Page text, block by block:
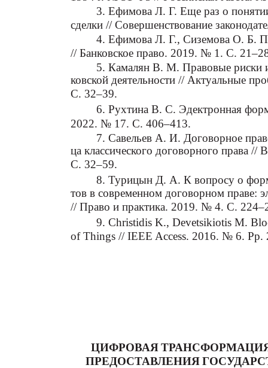
3. Ефимова Л. Г. Еще раз о
сделки // Совершенствование
4. Ефимова Л. Г., Сиземова О. Б.
// Банковское право. 2019. № 1. С.
5. Камалян В. М. Правовые риски
ковской деятельности // Актуальные
С. 32–39.
6. Рухтина В. С. Эдектронная
2022. № 17. С. 406–413.
7. Савельев А. И. Договорное
ца классического договорного права
С. 32–59.
8. Турицын Д. А. К вопросу о
тов в современном договорном праве:
// Право и практика. 2019. № 4. С.
9. Christidis K., Devetsikiotis M.
of Things // IEEE Access. 2016. № 6. Pp.
ЦИФРОВАЯ
ПРЕДОСТАВЛЕНИЯ